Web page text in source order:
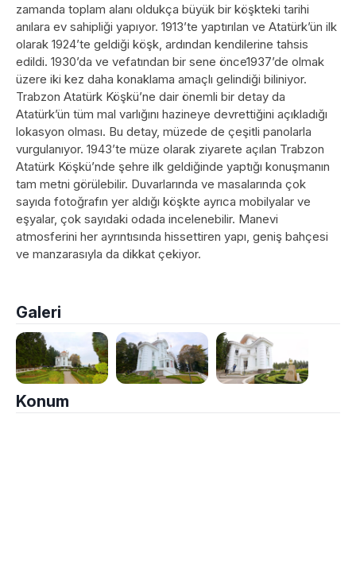
zamanda toplam alanı oldukça büyük bir köşkteki tarihi
anılara ev sahipliği yapıyor. 1913’te yaptırılan ve Atatürk’ün ilk
olarak 1924’te geldiği köşk, ardından kendilerine tahsis
edildi. 1930’da ve vefatından bir sene önce1937’de olmak
üzere iki kez daha konaklama amaçlı gelindiği biliniyor.
Trabzon Atatürk Köşkü’ne dair önemli bir detay da
Atatürk’ün tüm mal varlığını hazineye devrettiğini açıkladığı
lokasyon olması. Bu detay, müzede de çeşitli panolarla
vurgulanıyor. 1943’te müze olarak ziyarete açılan Trabzon
Atatürk Köşkü’nde şehre ilk geldiğinde yaptığı konuşmanın
tam metni görülebilir. Duvarlarında ve masalarında çok
sayıda fotoğrafın yer aldığı köşkte ayrıca mobilyalar ve
eşyalar, çok sayıdaki odada incelenebilir. Manevi
atmosferini her ayrıntısında hissettiren yapı, geniş bahçesi
ve manzarasıyla da dikkat çekiyor.
Galeri
Konum